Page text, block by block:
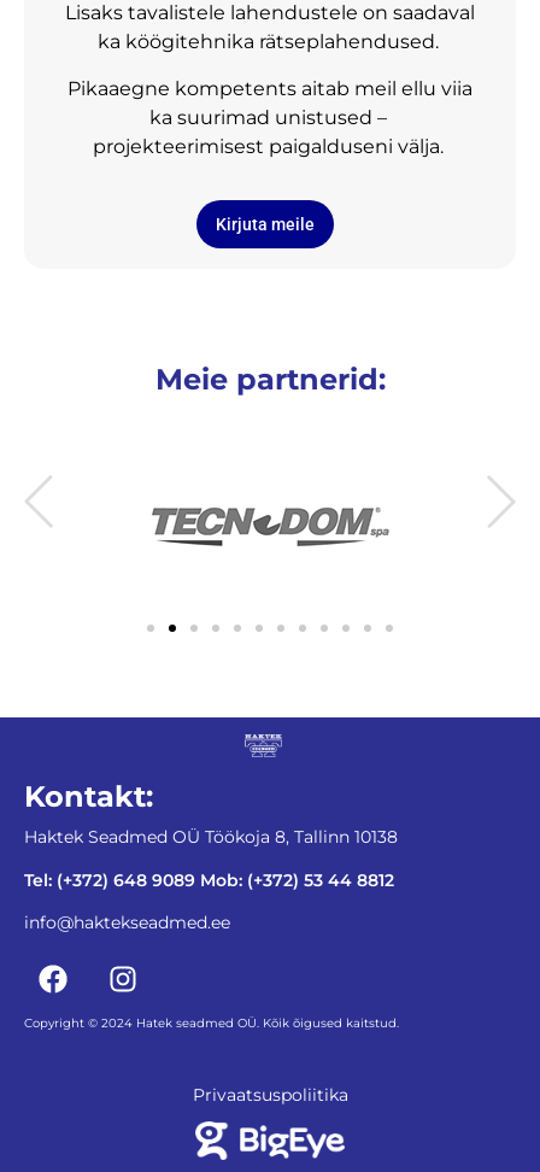
Lisaks tavalistele lahendustele on saadaval
ka köögitehnika rätseplahendused.
Pikaaegne kompetents aitab meil ellu viia
ka suurimad unistused –
projekteerimisest paigalduseni välja.
Kirjuta meile
Meie partnerid:
Kontakt:
Haktek Seadmed OÜ Töökoja 8, Tallinn 10138
Tel: (+372) 648 9089 Mob: (+372) 53 44 8812
info@haktekseadmed.ee
Copyright © 2024 Hatek seadmed OÜ. Kõik õigused kaitstud.
Privaatsuspoliitika